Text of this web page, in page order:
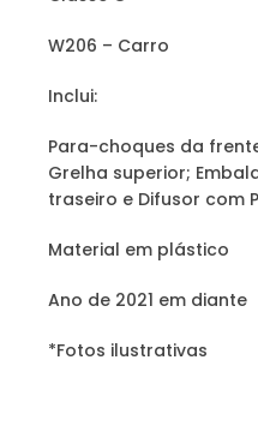
W206 – Carro
Inclui:
Para-choques da
Grelha superior;
traseiro e Difusor com
Material em plástico
Ano de 2021 em diante
*Fotos ilustrativas